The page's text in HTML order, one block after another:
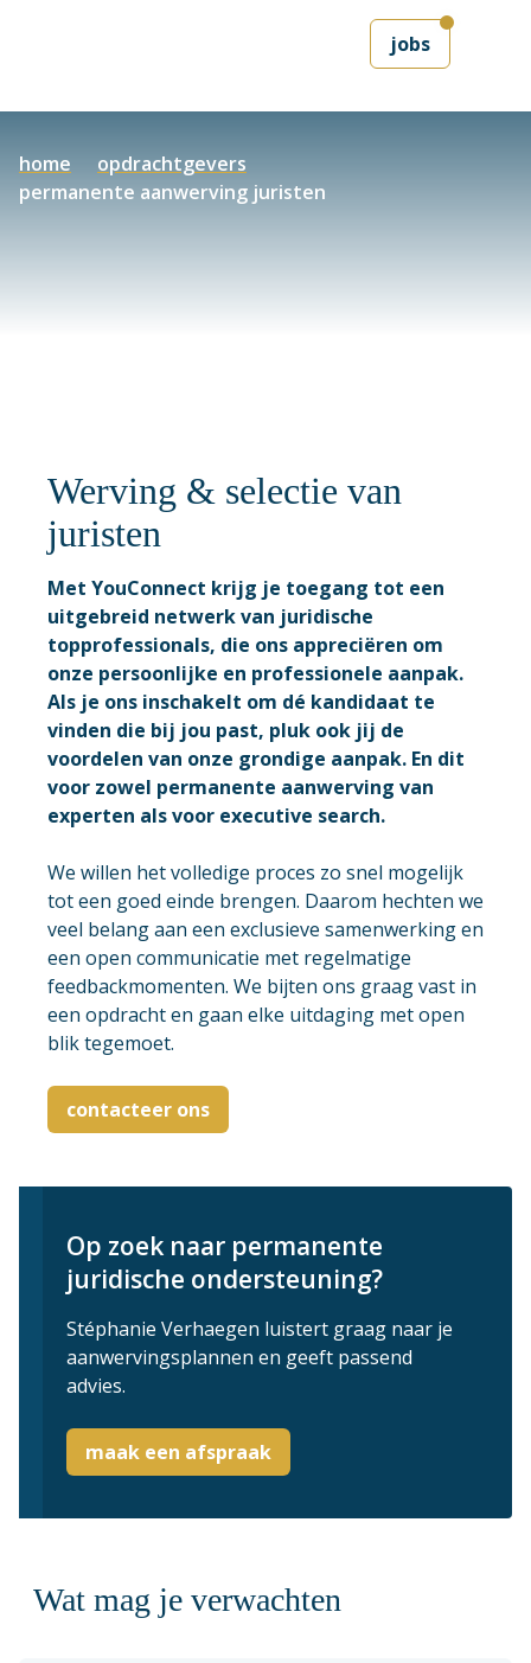
jobs
home
opdrachtgevers
permanente aanwerving juristen
Werving & selectie van
juristen
Met YouConnect krijg je toegang tot een
uitgebreid netwerk van juridische
topprofessionals, die ons appreciëren om
onze persoonlijke en professionele aanpak.
Als je ons inschakelt om dé kandidaat te
vinden die bij jou past, pluk ook jij de
voordelen van onze grondige aanpak. En dit
voor zowel permanente aanwerving van
experten als voor executive search.
We willen het volledige proces zo snel mogelijk
tot een goed einde brengen. Daarom hechten we
veel belang aan een exclusieve samenwerking en
een open communicatie met regelmatige
feedbackmomenten. We bijten ons graag vast in
een opdracht en gaan elke uitdaging met open
blik tegemoet.
contacteer ons
Op zoek naar permanente
juridische ondersteuning?
Stéphanie Verhaegen luistert graag naar je
aanwervingsplannen en geeft passend
advies.
maak een afspraak
Wat mag je verwachten